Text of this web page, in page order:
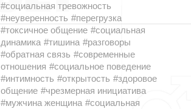
#социальная тревожность
#неуверенность #перегрузка
#токсичное общение #социальная
динамика #тишина #разговоры
#обратная связь #современные
отношения #социальное поведение
#интимность #открытость #здоровое
общение #чрезмерная инициатива
#мужчина женщина #социальная